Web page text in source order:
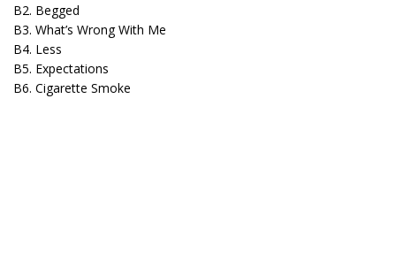
B2. Begged
B3. What’s Wrong With Me
B4. Less
B5. Expectations
B6. Cigarette Smoke